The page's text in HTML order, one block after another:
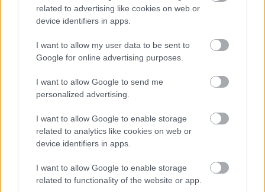
related to advertising like cookies on web or
device identifiers in apps.
I want to allow my user data to be sent to
Google for online advertising purposes.
I want to allow Google to send me
personalized advertising.
I want to allow Google to enable storage
related to analytics like cookies on web or
device identifiers in apps.
I want to allow Google to enable storage
related to functionality of the website or app.